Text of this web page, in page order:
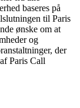
baseres på
til Paris
ønske om at
og
der
Paris Call